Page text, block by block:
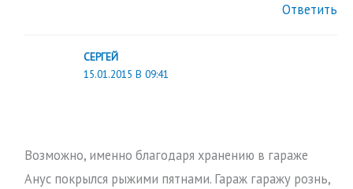
Ответить
СЕРГЕЙ
15.01.2015 В 09:41
Возможно, именно благодаря хранению в гараже
Анус покрылся рыжими пятнами. Гараж гаражу рознь,